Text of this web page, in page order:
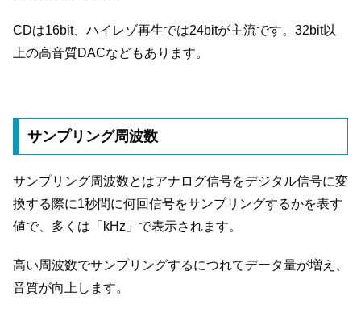
CDは16bit、ハイレゾ再生では24bitが主流です。32bit以
上の高音質DACなどもあります。
サンプリング周波数
サンプリング周波数とはアナログ信号をデジタル信号に変
換する際に1秒間に何回信号をサンプリングするかを表す
値で、多くは「kHz」で表示されます。
高い周波数でサンプリングするにつれてデータ量が増え、
音質が向上します。